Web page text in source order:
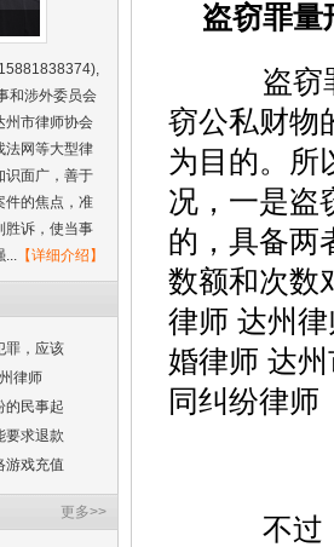
和涉外委员会
州市律师协会
法网等大型律
识面广，善于
件的焦点，准
胜诉，使当事
... 【详细介绍】
||达州律师
的民事
罪
，应该
律师
||达州律师更多>>
盗窃罪量
盗窃罪
窃公私财物
为目的。所
况，一是盗
的，具备两
数额和次数
律师 达州
婚律师 达
同纠纷律师
不过，